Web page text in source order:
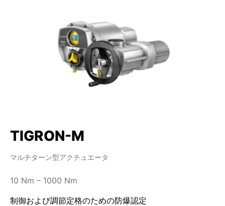
TIGRON-M
マルチターン型アクチュエータ
10 Nm – 1000 Nm
制御および調節定格のための防爆認定